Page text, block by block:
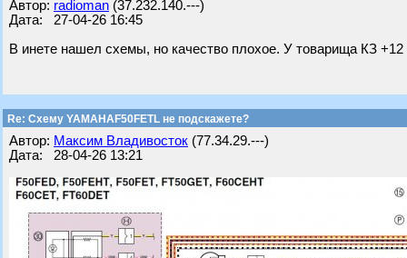
Автор: radioman (37.232.140.---)
Дата: 27-04-26 16:45
В инете нашел схемы, но качество плохое. У товарища КЗ +12
Re: Схему YAMAHAF50FETL не подскажете?
Автор: Максим Владивосток (77.34.29.---)
Дата: 28-04-26 13:21